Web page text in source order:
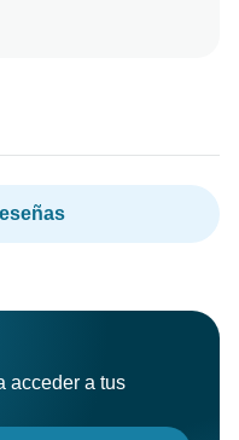
Irene de tus bonitas
acceder a tus